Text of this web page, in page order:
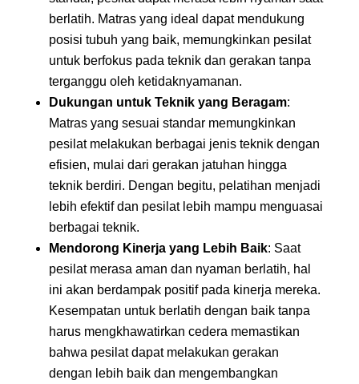
berlatih. Matras yang ideal dapat mendukung
posisi tubuh yang baik, memungkinkan pesilat
untuk berfokus pada teknik dan gerakan tanpa
terganggu oleh ketidaknyamanan.
Dukungan untuk Teknik yang Beragam:
Matras yang sesuai standar memungkinkan
pesilat melakukan berbagai jenis teknik dengan
efisien, mulai dari gerakan jatuhan hingga
teknik berdiri. Dengan begitu, pelatihan menjadi
lebih efektif dan pesilat lebih mampu menguasai
berbagai teknik.
Mendorong Kinerja yang Lebih Baik: Saat
pesilat merasa aman dan nyaman berlatih, hal
ini akan berdampak positif pada kinerja mereka.
Kesempatan untuk berlatih dengan baik tanpa
harus mengkhawatirkan cedera memastikan
bahwa pesilat dapat melakukan gerakan
dengan lebih baik dan mengembangkan